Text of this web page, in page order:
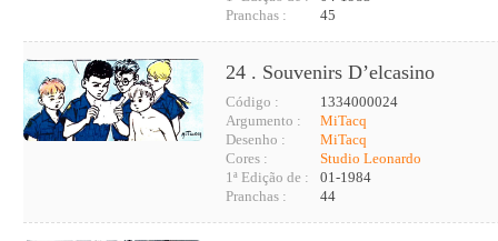
Pranchas :
45
24 . Souvenirs D’elcasino
Código :
1334000024
Argumento :
MiTacq
Desenho :
MiTacq
Cores :
Studio Leonardo
1ª Edição de :
01-1984
Pranchas :
44